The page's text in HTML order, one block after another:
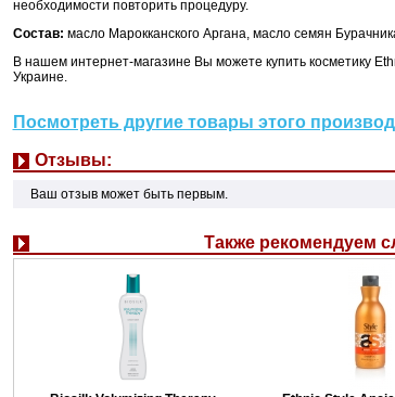
необходимости повторить процедуру.
Состав: масло Марокканского Аргана, масло семян
В нашем интернет-магазине Вы можете купить косметику
Украине.
Посмотреть другие товары этого
Отзывы:
Ваш отзыв может быть первым.
Также рекомендуем